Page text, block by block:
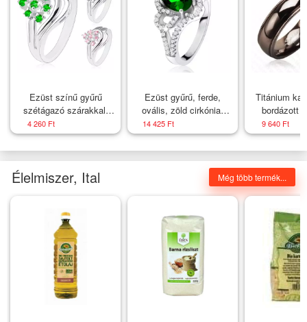
Ezüst színű gyűrű
szétágazó szárakkal,
kerek átlátszó cirkóniák
- Nagyság_ 53, Szín:
Rózsaszín
4 260 Ft
Ezüst gyűrű, ferde,
ovális, zöld cirkónia,
lekerekített vonalak,
átlátszó kövek -
Nagyság_ 54
14 425 Ft
Titánium
bordázott
9 640 Ft
Élelmiszer, Ital Még több termék...